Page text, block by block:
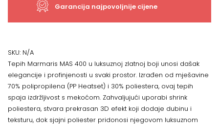
gold,
više
dimenzija
količina
Garancija najpovoljnije cijene
SKU: N/A
Tepih Marmaris MAS 400 u luksuznoj zlatnoj boji unosi dašak
elegancije i profinjenosti u svaki prostor. Izrađen od mješavine
70% polipropilena (PP Heatset) i 30% poliestera, ovaj tepih
spaja izdržljivost s mekoćom. Zahvaljujući uporabi shrink
poliestera, stvara prekrasan 3D efekt koji dodaje dubinu i
teksturu, dok sjajni poliester pridonosi njegovom luksuznom